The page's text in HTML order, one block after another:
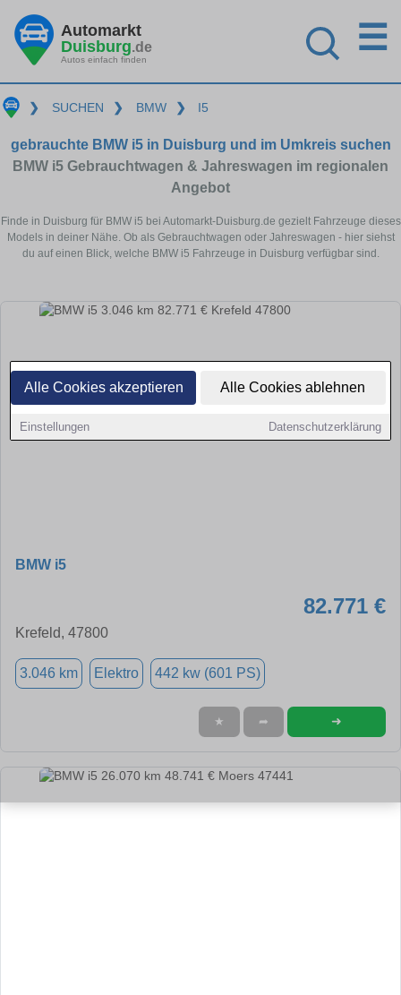
Alle Cookies akzeptieren Alle Cookies ablehnen
Einstellungen Datenschutzerklärung
Automarkt
Duisburg.de
Autos einfach finden
☰
❯ SUCHEN ❯ BMW ❯ I5
gebrauchte BMW i5 in Duisburg und im Umkreis suchen
BMW i5 Gebrauchtwagen & Jahreswagen im regionalen
Angebot
Finde in Duisburg für BMW i5 bei Automarkt-Duisburg.de gezielt Fahrzeuge dieses
Models in deiner Nähe. Ob als Gebrauchtwagen oder Jahreswagen - hier siehst
du auf einen Blick, welche BMW i5 Fahrzeuge in Duisburg verfügbar sind.
BMW i5
82.771 €
Krefeld, 47800
3.046 km Elektro 442 kw (601 PS)
★ ➦ ➜